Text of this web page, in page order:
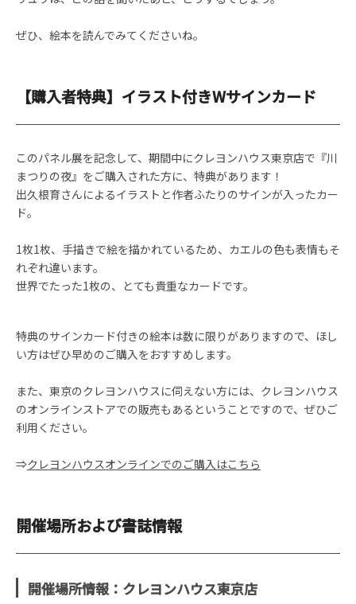
ぜひ、絵本を読んでみてくださいね。
【購入者特典】イラスト付きWサインカード
このパネル展を記念して、期間中にクレヨンハウス東京店で『川
まつりの夜』をご購入された方に、特典があります！
出久根育さんによるイラストと作者ふたりのサインが入ったカー
ド。
1枚1枚、手描きで絵を描かれているため、カエルの色も表情もそ
れぞれ違います。
世界でたった1枚の、とても貴重なカードです。
特典のサインカード付きの絵本は数に限りがありますので、ほし
い方はぜひ早めのご購入をおすすめします。
また、東京のクレヨンハウスに伺えない方には、クレヨンハウス
のオンラインストアでの販売もあるということですので、ぜひご
利用ください。
⇒クレヨンハウスオンラインでのご購入はこちら
開催場所および書誌情報
開催場所情報：クレヨンハウス東京店